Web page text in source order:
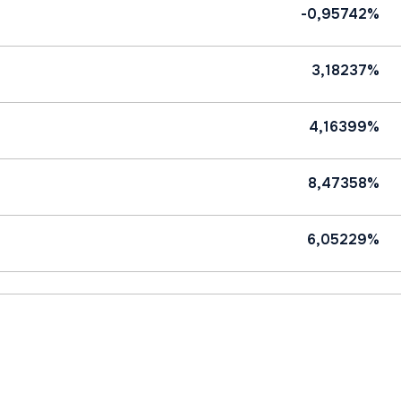
-0,95742%
3,18237%
4,16399%
8,47358%
6,05229%